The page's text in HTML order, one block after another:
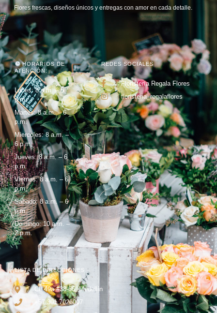
LISTA DE DIRECCIONES
Cl. 49a #38-66, Medellín
+57 301 7026007
REDES SOCIALES
Floristería Regala Flores
floristeria_regalaflores
HORARIOS DE
ATENCIÓN:
Lunes: 8 a.m. – 6
p.m.
Martes: 8 a.m. – 6
p.m.
Miercoles: 8 a.m. –
6 p.m.
Jueves: 8 a.m. – 6
p.m.
Viernes: 8 a.m. – 6
p.m.
Sábado: 8 a.m. – 6
p.m.
Domingo: 10 a.m. –
2 p.m.
Flores frescas, diseños únicos y entregas con amor en cada detalle.